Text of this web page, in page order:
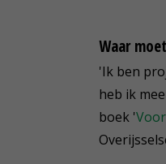
Waar
'Ik ben
heb ik
boek '